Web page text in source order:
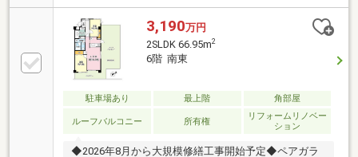
用意しております。ご案内・詳細な資料のご請求はお
気軽にどうぞ！インターネット、チラシなどに掲載で
きない物件も多数ございます！■朝日土地建物 橋本店
は一戸建てやマンションなど不動産の購入・売却をサ
ポートする橋本駅徒歩2分の不動産会社です。■未公開
物件情報も多数ございます！不動産に関する事はなん
でもお気軽にご連絡ください。■キッズスペースもご
用意しております。ＤＶＤ、おもちゃ、絵本などキッ
ズスペースも充実させております。
3,190万円
2SLDK 66.95m2
6階 南東
駐車場あり 最上階 角部屋
ルーフバルコニー 所有権
リフォームリノベー
ション
◆2026年8月から大規模修繕工事開始予定◆ペアガラ